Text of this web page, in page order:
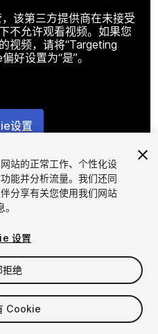
该第三方提供商在未接受
不允许观看视频。如果您
视频，请将“Targeting
好设置为“是”。
设置
/8站的正常工作、个性化设
能并分析流量。我们还同
分享有关您使用我们网站
设置
拒绝
Cookie